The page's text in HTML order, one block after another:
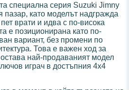
специална серия Suzuki Jimny
пазар, като моделът надгражда
врати и идва с по-висока
е позиционирана като по-
вариант, без промени по
Това е важен ход за
най-продаваният модел
играч в достъпния 4x4